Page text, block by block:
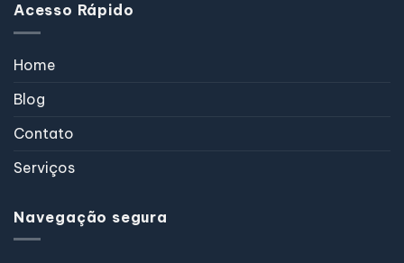
Acesso Rápido
Home
Blog
Contato
Serviços
Navegação segura